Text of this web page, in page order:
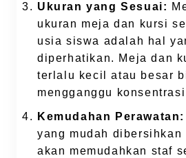
Ukuran yang Sesuai:
ukuran meja dan kursi
usia siswa adalah hal
diperhatikan. Meja dan
terlalu kecil atau besar
mengganggu
Kemudahan Perawatan:
yang mudah dibersihkan
akan memudahkan staf